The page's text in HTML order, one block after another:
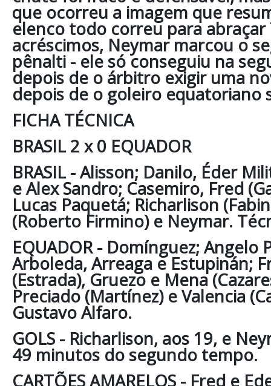
que ocorreu a imagem que
elenco todo correu para abraçar
acréscimos, Neymar marcou o
pênalti - ele só conseguiu na
depois de o árbitro exigir uma
depois de o goleiro equatoriano
FICHA TÉCNICA
BRASIL 2 x 0 EQUADOR
BRASIL - Alisson; Danilo, Éder
e Alex Sandro; Casemiro, Fred
Lucas Paquetá; Richarlison
(Roberto Firmino) e Neymar.
EQUADOR - Domínguez; Angelo
Arboleda, Arreaga e Estupinán;
(Estrada), Gruezo e Mena
Preciado (Martínez) e Valencia
Gustavo Alfaro.
GOLS - Richarlison, aos 19, e
49 minutos do segundo tempo.
CARTÕES AMARELOS - Fred e